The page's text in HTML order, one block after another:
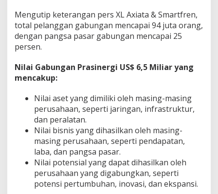
Mengutip keterangan pers XL Axiata & Smartfren,
total pelanggan gabungan mencapai 94 juta orang,
dengan pangsa pasar gabungan mencapai 25
persen.
Nilai Gabungan Prasinergi US$ 6,5 Miliar yang
mencakup:
Nilai aset yang dimiliki oleh masing-masing
perusahaan, seperti jaringan, infrastruktur,
dan peralatan.
Nilai bisnis yang dihasilkan oleh masing-
masing perusahaan, seperti pendapatan,
laba, dan pangsa pasar.
Nilai potensial yang dapat dihasilkan oleh
perusahaan yang digabungkan, seperti
potensi pertumbuhan, inovasi, dan ekspansi.